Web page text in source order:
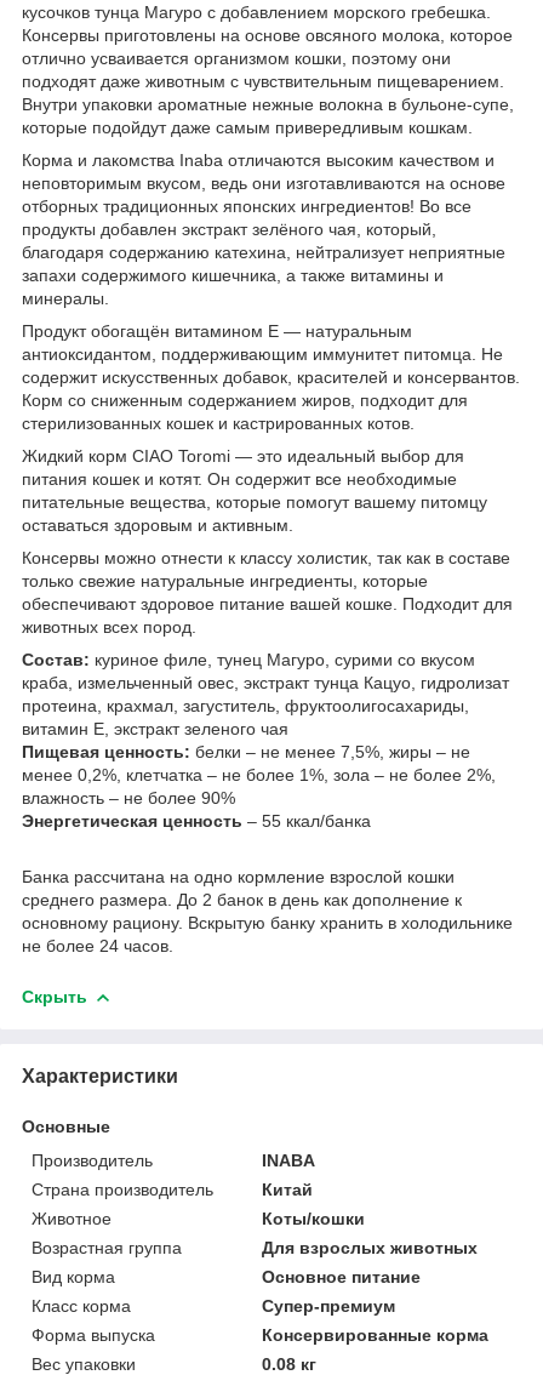
кусочков тунца Магуро с добавлением морского гребешка.
Консервы приготовлены на основе овсяного молока, которое
отлично усваивается организмом кошки, поэтому они
подходят даже животным с чувствительным пищеварением.
Внутри упаковки ароматные нежные волокна в бульоне-супе,
которые подойдут даже самым привередливым кошкам.
Корма и лакомства Inaba отличаются высоким качеством и
неповторимым вкусом, ведь они изготавливаются на основе
отборных традиционных японских ингредиентов! Во все
продукты добавлен экстракт зелёного чая, который,
благодаря содержанию катехина, нейтрализует неприятные
запахи содержимого кишечника, а также витамины и
минералы.
Продукт обогащён витамином Е — натуральным
антиоксидантом, поддерживающим иммунитет питомца. Не
содержит искусственных добавок, красителей и консервантов.
Корм со сниженным содержанием жиров, подходит для
стерилизованных кошек и кастрированных котов.
Жидкий корм CIAO Toromi — это идеальный выбор для
питания кошек и котят. Он содержит все необходимые
питательные вещества, которые помогут вашему питомцу
оставаться здоровым и активным.
Консервы можно отнести к классу холистик, так как в составе
только свежие натуральные ингредиенты, которые
обеспечивают здоровое питание вашей кошке. Подходит для
животных всех пород.
Состав: куриное филе, тунец Магуро, сурими со вкусом
краба, измельченный овес, экстракт тунца Кацуо, гидролизат
протеина, крахмал, загуститель, фруктоолигосахариды,
витамин Е, экстракт зеленого чая
Пищевая ценность: белки – не менее 7,5%, жиры – не
менее 0,2%, клетчатка – не более 1%, зола – не более 2%,
влажность – не более 90%
Энергетическая ценность – 55 ккал/банка
Банка рассчитана на одно кормление взрослой кошки
среднего размера. До 2 банок в день как дополнение к
основному рациону. Вскрытую банку хранить в холодильнике
не более 24 часов.
Скрыть
Характеристики
Основные
Производитель
INABA
Страна производитель
Китай
Животное
Коты/кошки
Возрастная группа
Для взрослых животных
Вид корма
Основное питание
Класс корма
Супер-премиум
Форма выпуска
Консервированные корма
Вес упаковки
0.08 кг